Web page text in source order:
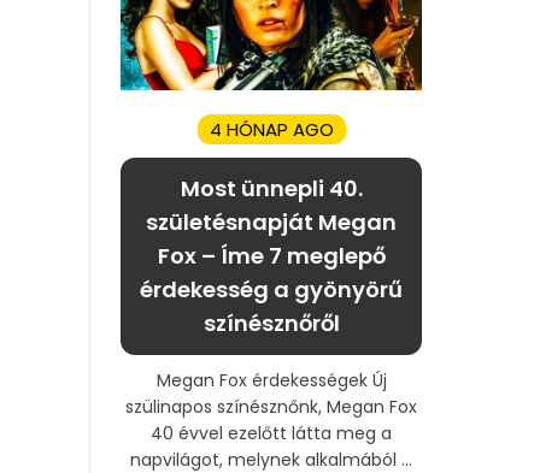
4 HÓNAP AGO
Most ünnepli 40.
születésnapját Megan
Fox – Íme 7 meglepő
érdekesség a gyönyörű
színésznőről
Megan Fox érdekességek Új
szülinapos színésznőnk, Megan Fox
40 évvel ezelőtt látta meg a
napvilágot, melynek alkalmából ...